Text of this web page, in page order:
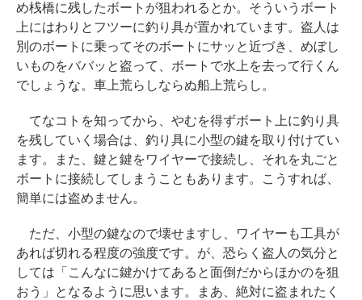
め桟橋に残したボートが狙われるとか。そういうボート
上にはわりとフツーに釣り具が置かれています。盗人は
別のボートに乗ってそのボートにサッと近づき、めぼし
いものをババッと盗って、ボートで水上を去って行くん
でしょうな。車上荒らしならぬ船上荒らし。
てなコトを知ってから、やむを得ずボート上に釣り具
を残していく場合は、釣り具に小型の鍵を取り付けてい
ます。また、鍵と鍵をワイヤーで接続し、それを丸ごと
ボートに接続してしまうこともあります。こうすれば、
簡単には盗めません。
ただ、小型の鍵なので壊せますし、ワイヤーも工具が
あれば切れる程度の強度です。が、恐らく盗人の気分と
しては「こんなに鍵かけてあると面倒だからほかのを狙
おう」となるように思います。まあ、絶対に盗まれたく